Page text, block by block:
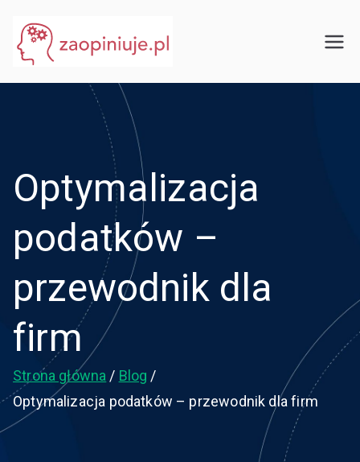
treści
Optymalizacja
podatków –
przewodnik dla
firm
Strona główna
Blog
Optymalizacja podatków – przewodnik dla firm